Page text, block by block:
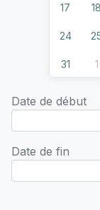
Date de début
17 18
24
31 1
Date de fin